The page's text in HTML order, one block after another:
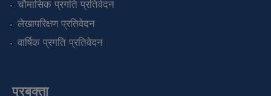
चौमासिक प्रगति प्रतिवेदन
लेखापरिक्षण प्रतिवेदन
वार्षिक प्रगति प्रतिवेदन
प्रबक्ता